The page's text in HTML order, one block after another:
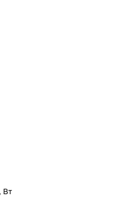
Вт